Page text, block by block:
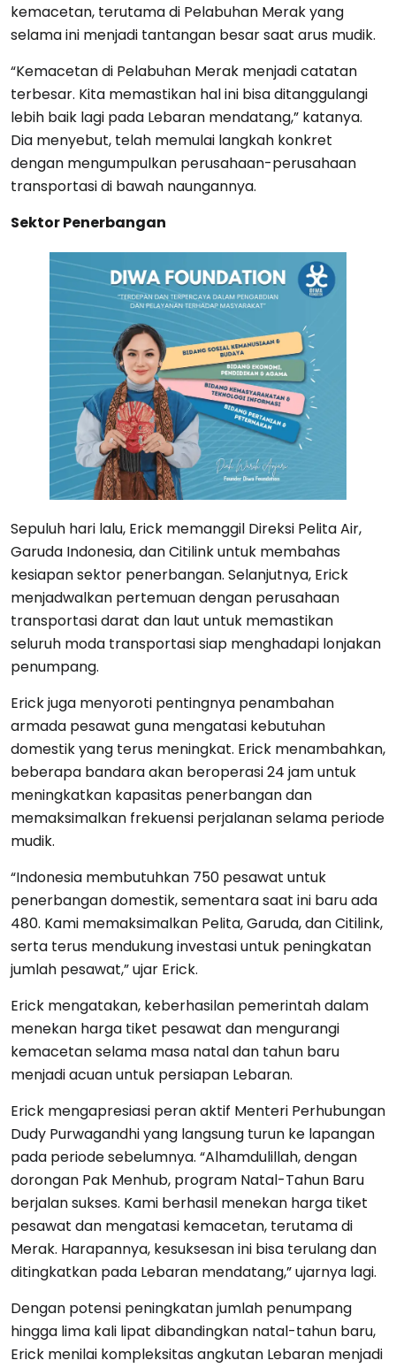
kemacetan, terutama di Pelabuhan Merak yang
selama ini menjadi tantangan besar saat arus mudik.
“Kemacetan di Pelabuhan Merak menjadi catatan
terbesar. Kita memastikan hal ini bisa ditanggulangi
lebih baik lagi pada Lebaran mendatang,” katanya.
Dia menyebut, telah memulai langkah konkret
dengan mengumpulkan perusahaan-perusahaan
transportasi di bawah naungannya.
Sektor Penerbangan
Sepuluh hari lalu, Erick memanggil Direksi Pelita Air,
Garuda Indonesia, dan Citilink untuk membahas
kesiapan sektor penerbangan. Selanjutnya, Erick
menjadwalkan pertemuan dengan perusahaan
transportasi darat dan laut untuk memastikan
seluruh moda transportasi siap menghadapi lonjakan
penumpang.
Erick juga menyoroti pentingnya penambahan
armada pesawat guna mengatasi kebutuhan
domestik yang terus meningkat. Erick menambahkan,
beberapa bandara akan beroperasi 24 jam untuk
meningkatkan kapasitas penerbangan dan
memaksimalkan frekuensi perjalanan selama periode
mudik.
“Indonesia membutuhkan 750 pesawat untuk
penerbangan domestik, sementara saat ini baru ada
480. Kami memaksimalkan Pelita, Garuda, dan Citilink,
serta terus mendukung investasi untuk peningkatan
jumlah pesawat,” ujar Erick.
Erick mengatakan, keberhasilan pemerintah dalam
menekan harga tiket pesawat dan mengurangi
kemacetan selama masa natal dan tahun baru
menjadi acuan untuk persiapan Lebaran.
Erick mengapresiasi peran aktif Menteri Perhubungan
Dudy Purwagandhi yang langsung turun ke lapangan
pada periode sebelumnya. “Alhamdulillah, dengan
dorongan Pak Menhub, program Natal-Tahun Baru
berjalan sukses. Kami berhasil menekan harga tiket
pesawat dan mengatasi kemacetan, terutama di
Merak. Harapannya, kesuksesan ini bisa terulang dan
ditingkatkan pada Lebaran mendatang,” ujarnya lagi.
Dengan potensi peningkatan jumlah penumpang
hingga lima kali lipat dibandingkan natal-tahun baru,
Erick menilai kompleksitas angkutan Lebaran menjadi